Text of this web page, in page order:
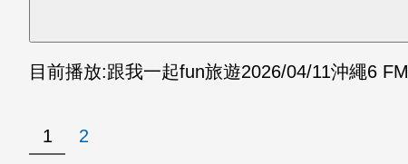
目前播放:跟我一起fun旅遊2026/04/11沖繩6 FM
1 2